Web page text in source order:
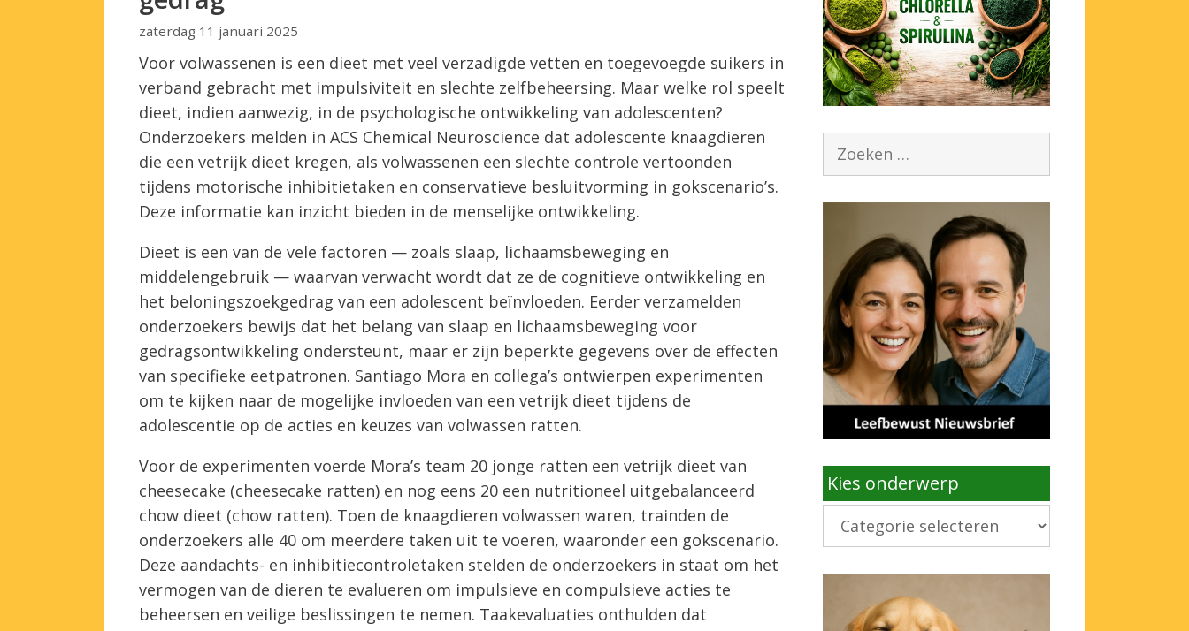
zaterdag 11 januari 2025
Voor volwassenen is een dieet met veel verzadigde vetten en toegevoegde suikers in
verband gebracht met impulsiviteit en slechte zelfbeheersing. Maar welke rol speelt
dieet, indien aanwezig, in de psychologische ontwikkeling van adolescenten?
Onderzoekers melden in ACS Chemical Neuroscience dat adolescente knaagdieren
die een vetrijk dieet kregen, als volwassenen een slechte controle vertoonden
tijdens motorische inhibitietaken en conservatieve besluitvorming in gokscenario’s.
Deze informatie kan inzicht bieden in de menselijke ontwikkeling.
Dieet is een van de vele factoren — zoals slaap, lichaamsbeweging en
middelengebruik — waarvan verwacht wordt dat ze de cognitieve ontwikkeling en
het beloningszoekgedrag van een adolescent beïnvloeden. Eerder verzamelden
onderzoekers bewijs dat het belang van slaap en lichaamsbeweging voor
gedragsontwikkeling ondersteunt, maar er zijn beperkte gegevens over de effecten
van specifieke eetpatronen. Santiago Mora en collega’s ontwierpen experimenten
om te kijken naar de mogelijke invloeden van een vetrijk dieet tijdens de
adolescentie op de acties en keuzes van volwassen ratten.
Voor de experimenten voerde Mora’s team 20 jonge ratten een vetrijk dieet van
cheesecake (cheesecake ratten) en nog eens 20 een nutritioneel uitgebalanceerd
chow dieet (chow ratten). Toen de knaagdieren volwassen waren, trainden de
onderzoekers alle 40 om meerdere taken uit te voeren, waaronder een gokscenario.
Deze aandachts- en inhibitiecontroletaken stelden de onderzoekers in staat om het
vermogen van de dieren te evalueren om impulsieve en compulsieve acties te
beheersen en veilige beslissingen te nemen. Taakevaluaties onthulden dat
Zoek
Kies onderwerp
Kies
onderwerp